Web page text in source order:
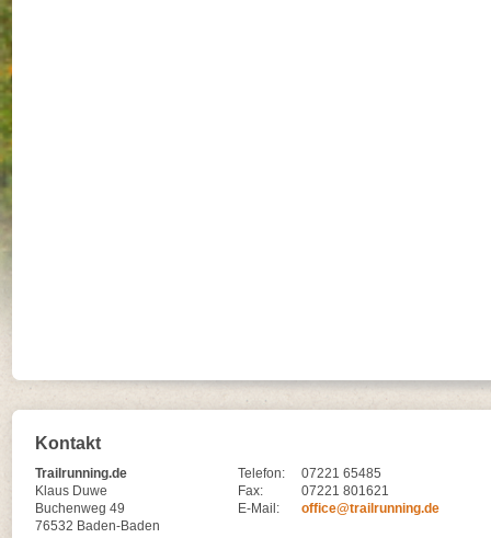
Kontakt
Trailrunning.de
Klaus Duwe
Buchenweg 49
76532 Baden-Baden
Telefon:
07221 65485
Fax:
07221 801621
E-Mail:
office@trailrunning.de